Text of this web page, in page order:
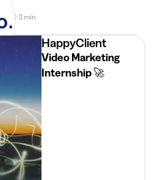
• 3 min
HappyClient
Video Marketing
Internship 🚀